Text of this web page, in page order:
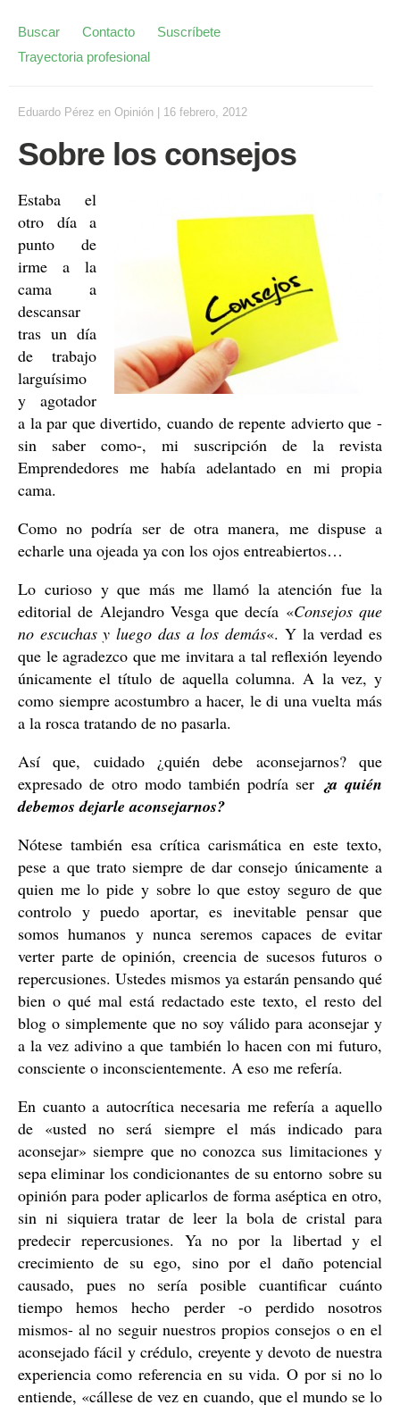
Buscar Contacto
Suscríbete
Trayectoria profesional
Eduardo Pérez en Opinión 16 febrero, 2012
Sobre los consejos
Estaba el
otro día a
punto de
irme a la
cama a
descansar
tras un día
de trabajo
larguísimo
y agotador
a la par que divertido, cuando de repente advierto que -
sin saber como-, mi suscripción de la revista
Emprendedores me había adelantado en mi propia
cama.
Como no podría ser de otra manera, me dispuse a
echarle una ojeada ya con los ojos entreabiertos…
Lo curioso y que más me llamó la atención fue la
editorial de Alejandro Vesga que decía «Consejos que
no escuchas y luego das a los demás«. Y la verdad es
que le agradezco que me invitara a tal reflexión leyendo
únicamente el título de aquella columna. A la vez, y
como siempre acostumbro a hacer, le di una vuelta más
a la rosca tratando de no pasarla.
Así que, cuidado ¿quién debe aconsejarnos? que
expresado de otro modo también podría ser ¿a quién
debemos dejarle aconsejarnos?
Nótese también esa crítica carismática en este texto,
pese a que trato siempre de dar consejo únicamente a
quien me lo pide y sobre lo que estoy seguro de que
controlo y puedo aportar, es inevitable pensar que
somos humanos y nunca seremos capaces de evitar
verter parte de opinión, creencia de sucesos futuros o
repercusiones. Ustedes mismos ya estarán pensando qué
bien o qué mal está redactado este texto, el resto del
blog o simplemente que no soy válido para aconsejar y
a la vez adivino a que también lo hacen con mi futuro,
consciente o inconscientemente. A eso me refería.
En cuanto a autocrítica necesaria me refería a aquello
de «usted no será siempre el más indicado para
aconsejar» siempre que no conozca sus limitaciones y
sepa eliminar los condicionantes de su entorno sobre su
opinión para poder aplicarlos de forma aséptica en otro,
sin ni siquiera tratar de leer la bola de cristal para
predecir repercusiones. Ya no por la libertad y el
crecimiento de su ego, sino por el daño potencial
causado, pues no sería posible cuantificar cuánto
tiempo hemos hecho perder -o perdido nosotros
mismos- al no seguir nuestros propios consejos o en el
aconsejado fácil y crédulo, creyente y devoto de nuestra
experiencia como referencia en su vida. O por si no lo
entiende, «cállese de vez en cuando, que el mundo se lo